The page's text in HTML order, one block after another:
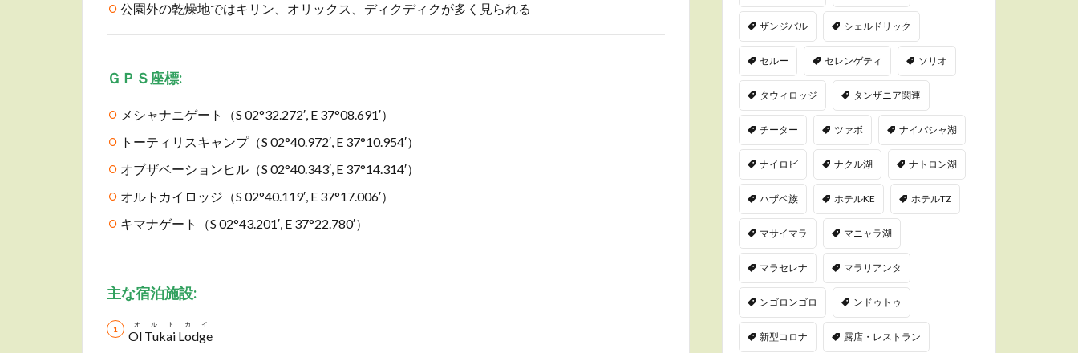
公園外の乾燥地ではキリン、オリックス、ディクディクが多く見られる
Ｇ ＰＳ座標:
メシャナニゲート（S 02°32.272′, E 37°08.691′）
トーティリスキャンプ（S 02°40.972′, E 37°10.954′）
オブザベーションヒル（S 02°40.343′, E 37°14.314′）
オルトカイロッジ（S 02°40.119′, E 37°17.006′）
キマナゲート（S 02°43.201′, E 37°22.780′）
主な宿泊施設:
Ol Tukai Lodge
オルトカイ
ザンジバル シェルドリック
セルー セレンゲティ ソリオ
タウィロッジ タンザニア関連
チーター ツァボ ナイバシャ湖
ナイロビ ナクル湖 ナトロン湖
ハザベ族 ホテルKE ホテルTZ
マサイマラ マニャラ湖
マラセレナ マラリアンタ
ンゴロンゴロ ンドゥトゥ
新型コロナ 露店・レストラン